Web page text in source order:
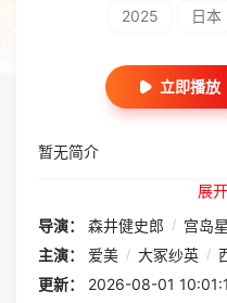
2025 日本
立即播放
暂无简介
展
导演：
森井健史郎 / 宫岛
主演：
爱美 / 大冢纱英 /
更新：
2026-08-01